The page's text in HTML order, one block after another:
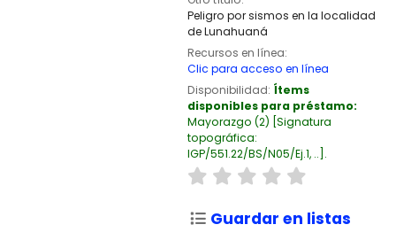
Peligro por sismos en la localidad
de Lunahuaná
Recursos en línea:
Clic para acceso en línea
Disponibilidad: Ítems
disponibles para préstamo:
Mayorazgo (2) Signatura
topográfica:
IGP/551.22/BS/N05/Ej.1, .. .
Guardar en listas